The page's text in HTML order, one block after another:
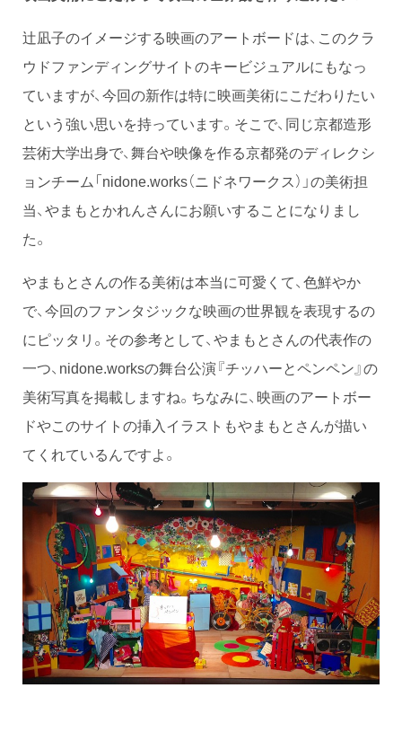
辻凪子のイメージする映画のアートボードは、このクラ
ウドファンディングサイトのキービジュアルにもなっ
ていますが、今回の新作は特に映画美術にこだわりたい
という強い思いを持っています。そこで、同じ京都造形
芸術大学出身で、舞台や映像を作る京都発のディレクシ
ョンチーム「nidone.works（ニドネワークス）」の美術担
当、やまもとかれんさんにお願いすることになりまし
た。
やまもとさんの作る美術は本当に可愛くて、色鮮やか
で、今回のファンタジックな映画の世界観を表現するの
にピッタリ。その参考として、やまもとさんの代表作の
一つ、nidone.worksの舞台公演『チッハーとペンペン』の
美術写真を掲載しますね。ちなみに、映画のアートボー
ドやこのサイトの挿入イラストもやまもとさんが描い
てくれているんですよ。